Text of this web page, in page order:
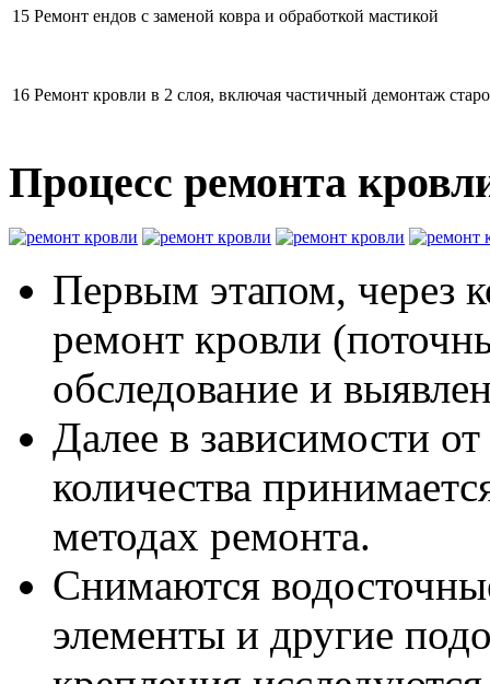
15 Ремонт ендов с заменой ковра и обработкой мастикой
16 Ремонт кровли в 2 слоя, включая частичный демонтаж
Процесс ремонта
Первым этапом, через
ремонт кровли
обследование и
Далее в зависимости
количества
методах ремонта.
Снимаются
элементы и другие